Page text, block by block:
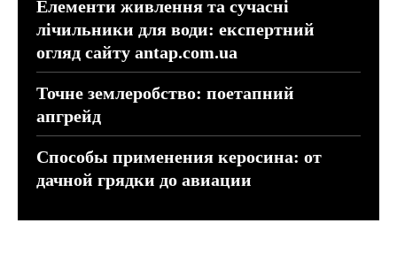
Елементи живлення та сучасні
лічильники для води: експертний
огляд сайту antap.com.ua
Точне землеробство: поетапний
апгрейд
Способы применения керосина: от
дачной грядки до авиации